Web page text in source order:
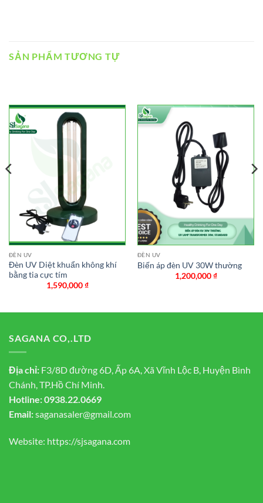
SẢN PHẨM TƯƠNG TỰ
ĐÈN UV
Đèn UV Diệt khuẩn không khí
bằng tia cực tím
1,590,000₫
ĐÈN UV
Biến áp đèn UV 30W thường
1,200,000₫
SAGANA CO,.LTD
Địa chỉ: F3/8D đường 6D, Ấp 6A, Xã Vĩnh Lộc B, Huyện Bình
Chánh, TP.Hồ Chí Minh.
Hotline:0938.22.0669
Email:saganasaler@gmail.com
Website: https://sjsagana.com